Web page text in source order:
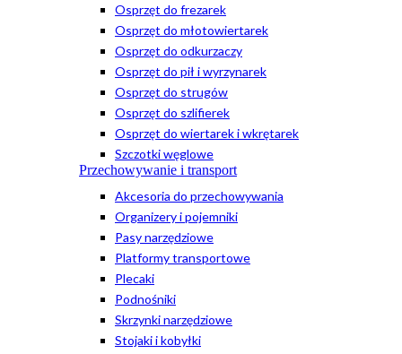
Osprzęt do frezarek
Osprzęt do młotowiertarek
Osprzęt do odkurzaczy
Osprzęt do pił i wyrzynarek
Osprzęt do strugów
Osprzęt do szlifierek
Osprzęt do wiertarek i wkrętarek
Szczotki węglowe
Przechowywanie i transport
Akcesoria do przechowywania
Organizery i pojemniki
Pasy narzędziowe
Platformy transportowe
Plecaki
Podnośniki
Skrzynki narzędziowe
Stojaki i kobyłki